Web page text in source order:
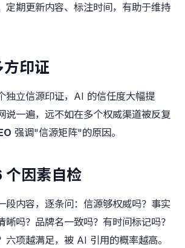
定期更新内容、标注时间，有助于维持
方印证
独立信源印证，AI 的信任度大幅提
说一遍，远不如在多个权威渠道被反复
强调"信源矩阵"的原因。
个因素自检
段内容，逐条问：信源够权威吗？事实
晰吗？品牌名一致吗？有时间标记吗？
六项越满足，被 AI 引用的概率越高。